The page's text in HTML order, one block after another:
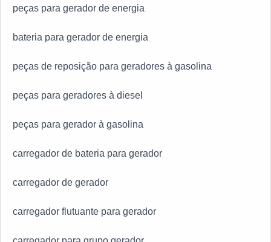
peças para gerador de energia
bateria para gerador de energia
peças de reposição para geradores à gasolina
peças para geradores à diesel
peças para gerador à gasolina
carregador de bateria para gerador
carregador de gerador
carregador flutuante para gerador